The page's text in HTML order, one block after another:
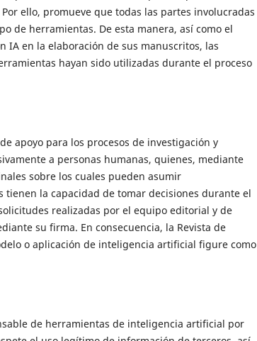
ello, promueve que todas las partes involucradas
de herramientas. De esta manera, así como el
IA en la elaboración de sus manuscritos, las
hayan sido utilizadas durante el proceso
apoyo para los procesos de investigación y
a personas humanas, quienes, mediante
sobre los cuales pueden asumir
tienen la capacidad de tomar decisiones durante el
realizadas por el equipo editorial y de
su firma. En consecuencia, la Revista de
o aplicación de inteligencia artificial figure como
de herramientas de inteligencia artificial por